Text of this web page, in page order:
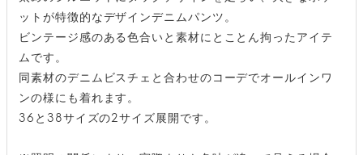
ットが特徴的なデザインデニムパンツ。
ビンテージ感のある色合いと素材にとことん拘ったアイテ
ムです。
同素材のデニムビスチェと合わせのコーデでオールインワ
ンの様にも着れます。
36と38サイズの2サイズ展開です。